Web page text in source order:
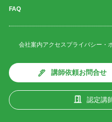
FAQ
会社案内アクセスプライバシー・
講師依頼お問合せ
認定講